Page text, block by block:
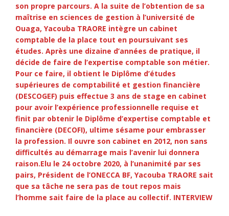
son propre parcours. A la suite de l’obtention de sa
maîtrise en sciences de gestion à l’université de
Ouaga, Yacouba TRAORE intègre un cabinet
comptable de la place tout en poursuivant ses
études. Après une dizaine d’années de pratique, il
décide de faire de l’expertise comptable son métier.
Pour ce faire, il obtient le Diplôme d’études
supérieures de comptabilité et gestion financière
(DESCOGEF) puis effectue 3 ans de stage en cabinet
pour avoir l’expérience professionnelle requise et
finit par obtenir le Diplôme d’expertise comptable et
financière (DECOFI), ultime sésame pour embrasser
la profession. Il ouvre son cabinet en 2012, non sans
difficultés au démarrage mais l’avenir lui donnera
raison.Elu le 24 octobre 2020, à l’unanimité par ses
pairs, Président de l’ONECCA BF, Yacouba TRAORE sait
que sa tâche ne sera pas de tout repos mais
l’homme sait faire de la place au collectif. INTERVIEW